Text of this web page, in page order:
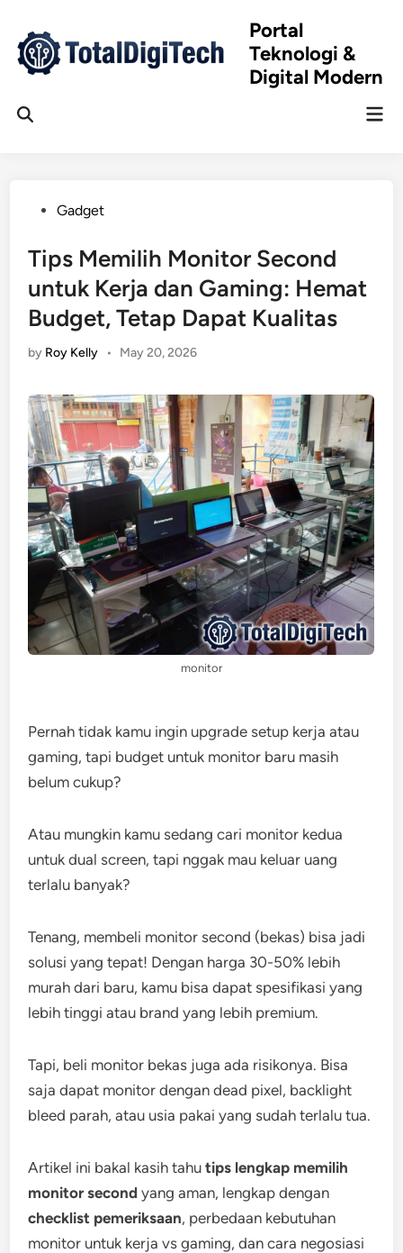
content
Portal
Teknologi &
Digital Modern
Open
PostedGadget
Tips Memilih Monitor Second
untuk Kerja dan Gaming: Hemat
Budget, Tetap Dapat Kualitas
by Roy Kelly • May 20, 2026
monitor
Pernah tidak kamu ingin upgrade setup kerja atau
gaming, tapi budget untuk monitor baru masih
belum cukup?
Atau mungkin kamu sedang cari monitor kedua
untuk dual screen, tapi nggak mau keluar uang
terlalu banyak?
Tenang, membeli monitor second (bekas) bisa jadi
solusi yang tepat! Dengan harga 30-50% lebih
murah dari baru, kamu bisa dapat spesifikasi yang
lebih tinggi atau brand yang lebih premium.
Tapi, beli monitor bekas juga ada risikonya. Bisa
saja dapat monitor dengan dead pixel, backlight
bleed parah, atau usia pakai yang sudah terlalu tua.
Artikel ini bakal kasih tahutips lengkap memilih
monitor second yang aman, lengkap dengan
checklist pemeriksaan, perbedaan kebutuhan
monitor untuk kerja vs gaming, dan cara negosiasi